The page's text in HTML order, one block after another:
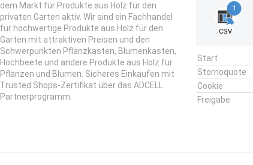
dem Markt für Produkte aus Holz für den
privaten Garten aktiv. Wir sind ein Fachhandel
für hochwertige Produkte aus Holz für den
Garten mit attraktiven Preisen und den
Schwerpunkten Pflanzkasten, Blumenkasten,
Hochbeete und andere Produkte aus Holz für
Pflanzen und Blumen. Sicheres Einkaufen mit
Trusted Shops-Zertifikat über das ADCELL
Partnerprogramm.
1
CSV
Start
Stornoquote
Cookie
Freigabe